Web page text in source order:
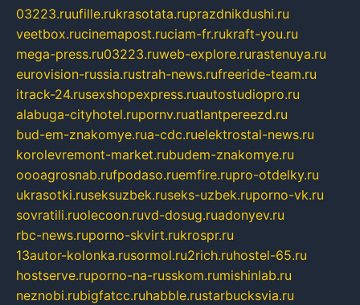
03223.ruufille.rukrasotata.ruprazdnikdushi.ru
veetbox.rucinemapost.ruciam-fr.rukraft-you.ru
mega-press.ru03223.ruweb-explore.rurastenuya.ru
eurovision-russia.rustrah-news.rufreeride-team.ru
itrack-24.rusexshopexpress.ruautostudiopro.ru
alabuga-cityhotel.rupornv.ruatlantpereezd.ru
bud-em-znakomye.rua-cdc.ruelektrostal-news.ru
korolevremont-market.rubudem-znakomye.ru
oooagrosnab.rufpodaso.ruemfire.rupro-otdelky.ru
ukrasotki.ruseksuzbek.ruseks-uzbek.ruporno-vk.ru
sovratili.ruolecoon.ruvd-dosug.ruadonyev.ru
rbc-news.ruporno-skvirt.rukrospr.ru
13autor-kolonka.rusormol.ru2rich.ruhostel-65.ru
hostserve.ruporno-na-russkom.rumishinlab.ru
neznobi.rubigfatcc.ruhabble.rustarbucksvia.ru